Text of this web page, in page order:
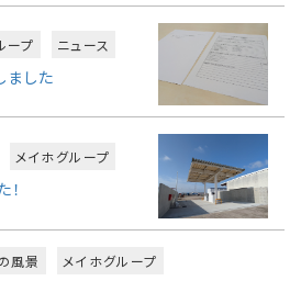
ープ ニュース
した
メイホグループ
風景 メイホグループ